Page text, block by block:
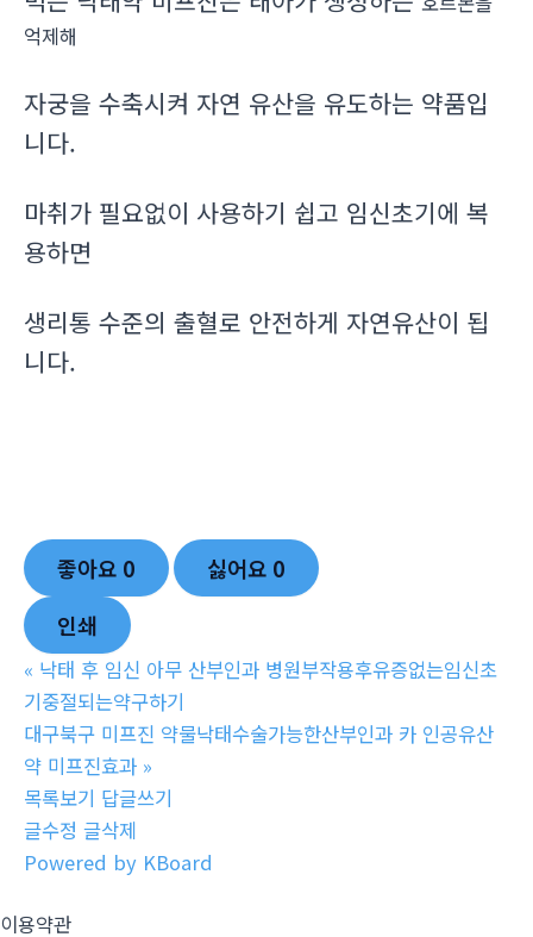
억제해
자궁을 수축시켜 자연 유산을 유도하는 약품입
니다.
마취가 필요없이 사용하기 쉽고 임신초기에 복
용하면
생리통 수준의 출혈로 안전하게 자연유산이 됩
니다.
좋아요 0 싫어요 0
인쇄
« 낙태 후 임신 아무 산부인과 병원부작용후유증없는임신초
기중절되는약구하기
대구북구 미프진 약물낙태수술가능한산부인과 카 인공유산
약 미­프진효과 »
목록보기 답글쓰기
글수정 글삭제
Powered by KBoard
이용약관